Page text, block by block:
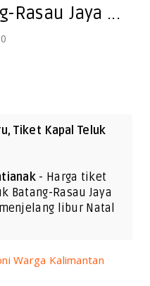
Rasau Jaya ...
Tiket Kapal Teluk
- Harga tiket
Batang-Rasau Jaya
libur Natal
Warga Kalimantan